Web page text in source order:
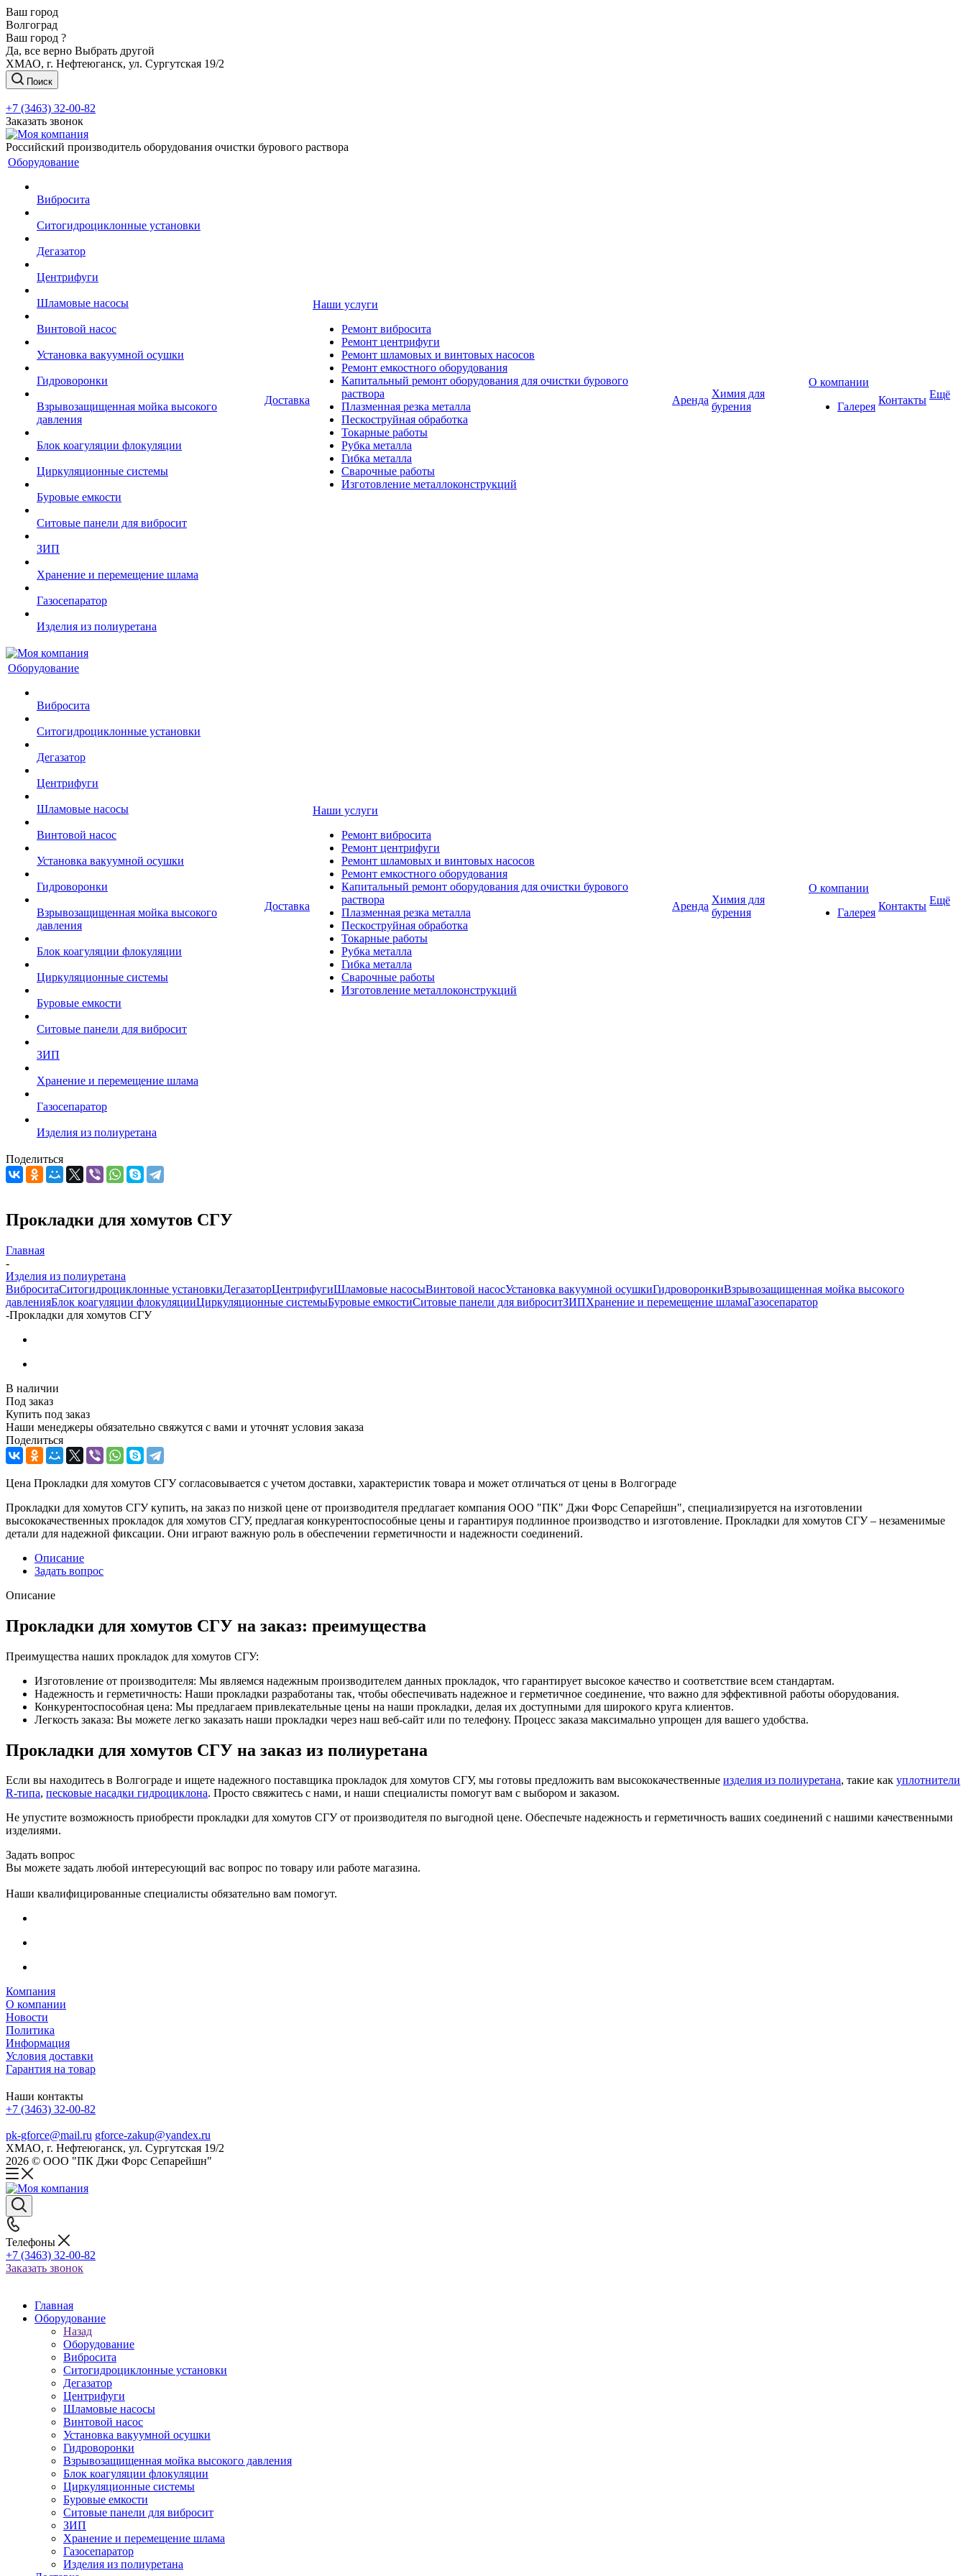
Ваш город
Волгоград
Ваш город ?
Да, все верно Выбрать другой
ХМАО, г. Нефтеюганск, ул. Сургутская 19/2
Поиск
+7 (3463) 32-00-82
Заказать звонок
Российский производитель оборудования очистки бурового раствора
Оборудование
Вибросита
Ситогидроциклонные установки
Дегазатор
Центрифуги
Шламовые насосы
Винтовой насос
Установка вакуумной осушки
Гидроворонки
Взрывозащищенная мойка высокого
давления
Блок коагуляции флокуляции
Циркуляционные системы
Буровые емкости
Ситовые панели для вибросит
ЗИП
Хранение и перемещение шлама
Газосепаратор
Изделия из полиуретана
Доставка
Наши услуги
Ремонт вибросита
Ремонт центрифуги
Ремонт шламовых и винтовых насосов
Ремонт емкостного оборудования
Капитальный ремонт оборудования для очистки бурового
раствора
Плазменная резка металла
Пескоструйная обработка
Токарные работы
Рубка металла
Гибка металла
Сварочные работы
Изготовление металлоконструкций
Аренда
Химия для
бурения
О компании
Галерея
Контакты Ещё
Оборудование
Вибросита
Ситогидроциклонные установки
Дегазатор
Центрифуги
Шламовые насосы
Винтовой насос
Установка вакуумной осушки
Гидроворонки
Взрывозащищенная мойка высокого
давления
Блок коагуляции флокуляции
Циркуляционные системы
Буровые емкости
Ситовые панели для вибросит
ЗИП
Хранение и перемещение шлама
Газосепаратор
Изделия из полиуретана
Доставка
Наши услуги
Ремонт вибросита
Ремонт центрифуги
Ремонт шламовых и винтовых насосов
Ремонт емкостного оборудования
Капитальный ремонт оборудования для очистки бурового
раствора
Плазменная резка металла
Пескоструйная обработка
Токарные работы
Рубка металла
Гибка металла
Сварочные работы
Изготовление металлоконструкций
Аренда
Химия для
бурения
О компании
Галерея
Контакты Ещё
Поделиться
Прокладки для хомутов СГУ
Главная
-
Изделия из полиуретана
ВиброситаСитогидроциклонные установкиДегазаторЦентрифугиШламовые насосыВинтовой насосУстановка вакуумной осушкиГидроворонкиВзрывозащищенная мойка высокого
давленияБлок коагуляции флокуляцииЦиркуляционные системыБуровые емкостиСитовые панели для виброситЗИПХранение и перемещение шламаГазосепаратор
-Прокладки для хомутов СГУ
В наличии
Под заказ
Купить под заказ
Наши менеджеры обязательно свяжутся с вами и уточнят условия заказа
Поделиться
Цена Прокладки для хомутов СГУ согласовывается с учетом доставки, характеристик товара и может отличаться от цены в Волгограде
Прокладки для хомутов СГУ купить, на заказ по низкой цене от производителя предлагает компания ООО "ПК" Джи Форс Сепарейшн", специализируется на изготовлении
высококачественных прокладок для хомутов СГУ, предлагая конкурентоспособные цены и гарантируя подлинное производство и изготовление. Прокладки для хомутов СГУ – незаменимые
детали для надежной фиксации. Они играют важную роль в обеспечении герметичности и надежности соединений.
Описание
Задать вопрос
Описание
Прокладки для хомутов СГУ на заказ: преимущества
Преимущества наших прокладок для хомутов СГУ:
Изготовление от производителя: Мы являемся надежным производителем данных прокладок, что гарантирует высокое качество и соответствие всем стандартам.
Надежность и герметичность: Наши прокладки разработаны так, чтобы обеспечивать надежное и герметичное соединение, что важно для эффективной работы оборудования.
Конкурентоспособная цена: Мы предлагаем привлекательные цены на наши прокладки, делая их доступными для широкого круга клиентов.
Легкость заказа: Вы можете легко заказать наши прокладки через наш веб-сайт или по телефону. Процесс заказа максимально упрощен для вашего удобства.
Прокладки для хомутов СГУ на заказ из полиуретана
Если вы находитесь в Волгограде и ищете надежного поставщика прокладок для хомутов СГУ, мы готовы предложить вам высококачественные изделия из полиуретана, такие как уплотнители
R-типа, песковые насадки гидроциклона. Просто свяжитесь с нами, и наши специалисты помогут вам с выбором и заказом.
Не упустите возможность приобрести прокладки для хомутов СГУ от производителя по выгодной цене. Обеспечьте надежность и герметичность ваших соединений с нашими качественными
изделиями.
Задать вопрос
Вы можете задать любой интересующий вас вопрос по товару или работе магазина.
Наши квалифицированные специалисты обязательно вам помогут.
Компания
О компании
Новости
Политика
Информация
Условия доставки
Гарантия на товар
Наши контакты
+7 (3463) 32-00-82
pk-gforce@mail.ru gforce-zakup@yandex.ru
ХМАО, г. Нефтеюганск, ул. Сургутская 19/2
2026 © ООО "ПК Джи Форс Сепарейшн"
Телефоны
+7 (3463) 32-00-82
Заказать звонок
Главная
Оборудование
Назад
Оборудование
Вибросита
Ситогидроциклонные установки
Дегазатор
Центрифуги
Шламовые насосы
Винтовой насос
Установка вакуумной осушки
Гидроворонки
Взрывозащищенная мойка высокого давления
Блок коагуляции флокуляции
Циркуляционные системы
Буровые емкости
Ситовые панели для вибросит
ЗИП
Хранение и перемещение шлама
Газосепаратор
Изделия из полиуретана